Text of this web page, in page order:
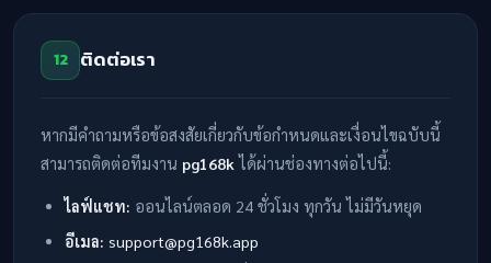
12 ติดต่อเรา
หากมีคำถามหรือข้อสงสัยเกี่ยวกับข้อกำหนดและเงื่อนไขฉบับนี้
สามารถติดต่อทีมงาน pg168k ได้ผ่านช่องทางต่อไปนี้:
ไลฟ์แชท: ออนไลน์ตลอด 24 ชั่วโมง ทุกวัน ไม่มีวันหยุด
อีเมล: support@pg168k.app